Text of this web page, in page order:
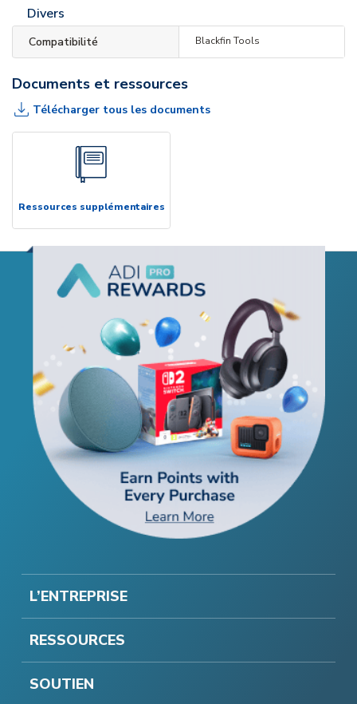
Divers
Compatibilité Blackfin Tools
Documents et ressources
Télécharger tous les documents
Ressources supplémentaires
L’ENTREPRISE
RESSOURCES
SOUTIEN